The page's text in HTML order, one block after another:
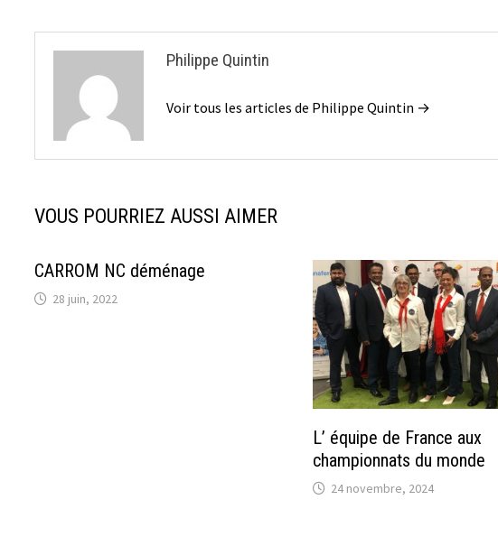
Philippe Quintin
Voir tous les articles de Philippe Quintin →
VOUS POURRIEZ AUSSI AIMER
CARROM NC déménage
28 juin, 2022
L’ équipe de France aux
championnats du monde
24 novembre, 2024